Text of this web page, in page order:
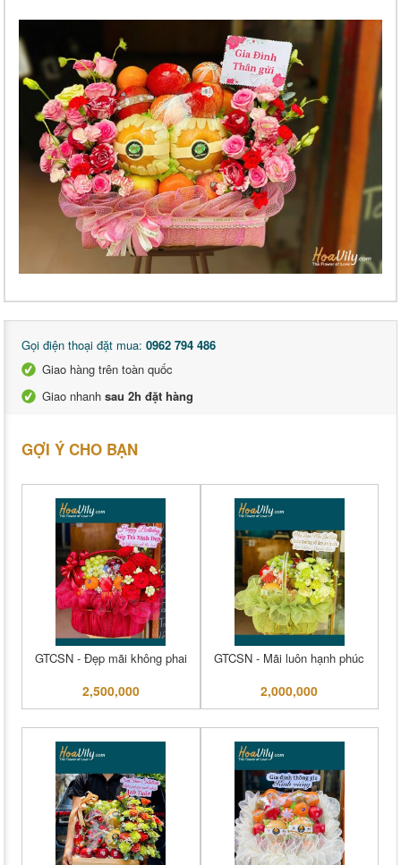
Gọi điện thoại đặt mua: 0962 794 486
Giao hàng trên toàn quốc
Giao nhanh sau 2h đặt hàng
GỢI Ý CHO BẠN
GTCSN - Đẹp mãi không phai
2,500,000
GTCSN - Mãi luôn hạnh phúc
2,000,000